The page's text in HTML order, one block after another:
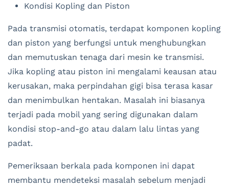
Kondisi Kopling dan Piston
Pada transmisi otomatis, terdapat komponen kopling
dan piston yang berfungsi untuk menghubungkan
dan memutuskan tenaga dari mesin ke transmisi.
Jika kopling atau piston ini mengalami keausan atau
kerusakan, maka perpindahan gigi bisa terasa kasar
dan menimbulkan hentakan. Masalah ini biasanya
terjadi pada mobil yang sering digunakan dalam
kondisi stop-and-go atau dalam lalu lintas yang
padat.
Pemeriksaan berkala pada komponen ini dapat
membantu mendeteksi masalah sebelum menjadi